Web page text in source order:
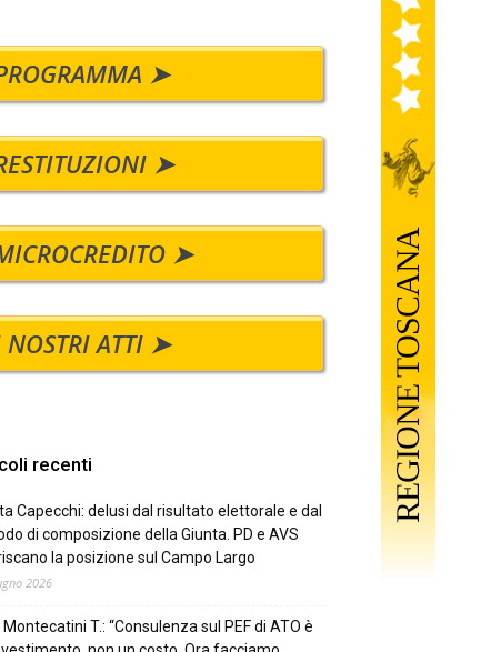
➤
➤
MICROCREDITO ➤
I NOSTRI ATTI ➤
recenti
Capecchi: delusi dal risultato elettorale e dal
di composizione della Giunta. PD e AVS
la posizione sul Campo Largo
2026
Montecatini T.: “Consulenza sul PEF di ATO è